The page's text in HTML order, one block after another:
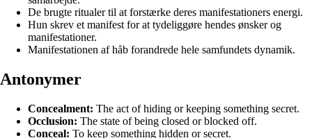
De brugte ritualer til at forstærke deres manifestationers energi.
Hun skrev et manifest for at tydeliggøre hendes ønsker og
manifestationer.
Manifestationen af håb forandrede hele samfundets dynamik.
Antonymer
Concealment: The act of hiding or keeping something secret.
Occlusion: The state of being closed or blocked off.
Conceal: To keep something hidden or secret.